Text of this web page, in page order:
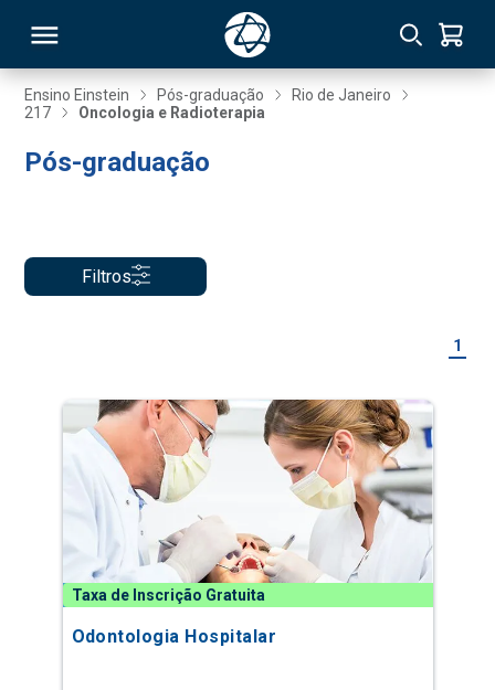
Ensino Einstein Pós-graduação
Rio de Janeiro
217
Oncologia e Radioterapia
Pós-graduação
Filtros
1
Taxa de Inscrição Gratuita
Odontologia Hospitalar